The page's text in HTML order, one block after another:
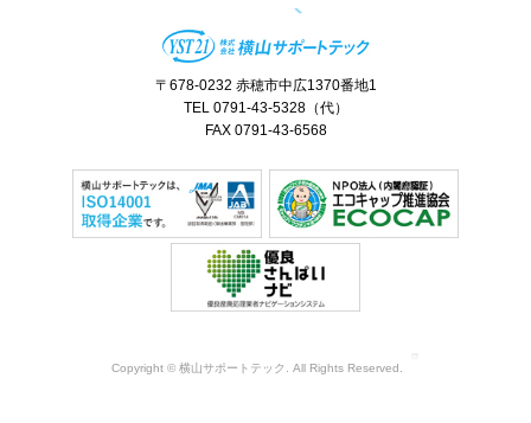
〒678-0232 赤穂市中広1370番地1
TEL 0791-43-5328（代）
FAX 0791-43-6568
Copyright © 横山サポートテック. All Rights Reserved.